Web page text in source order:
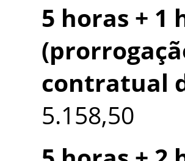
5 horas + 1
contratual
5.158,50